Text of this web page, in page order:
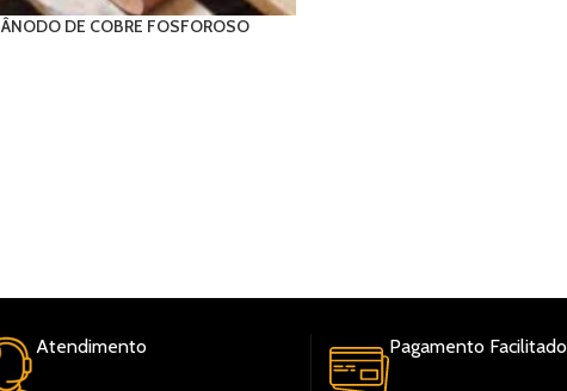
ÂNODO DE COBRE FOSFOROSO
Atendimento Pagamento Facilitado